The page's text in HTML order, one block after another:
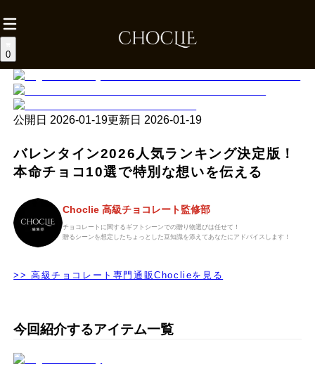
0
公開日 2026-01-19更新日 2026-01-19
バレンタイン2026人気ランキング決定版！
本命チョコ10選で特別な想いを伝える
Choclie 高級チョコレート監修部
チョコレートに関するギフトシーンでの贈り物選びは任せて！
贈るシーンを想定したちょっとした豆知識を添えてあなたにアドバイスします！
>> 高級チョコレート専門通販Choclieを見る
今回紹介するアイテム一覧